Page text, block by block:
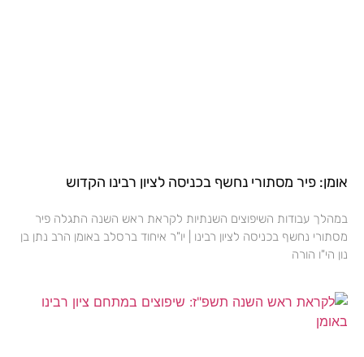
אומן: פיר מסתורי נחשף בכניסה לציון רבינו הקדוש
במהלך עבודות השיפוצים השנתיות לקראת ראש השנה התגלה פיר
מסתורי נחשף בכניסה לציון רבינו | יו"ר איחוד ברסלב באומן הרב נתן בן
נון הי"ו הורה